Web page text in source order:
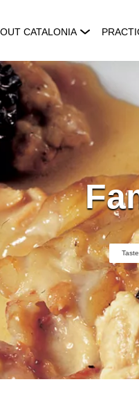
CATALONIA
Taste